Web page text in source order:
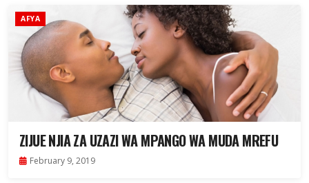
AFYA
ZIJUE NJIA ZA UZAZI WA MPANGO WA MUDA MREFU
February 9, 2019